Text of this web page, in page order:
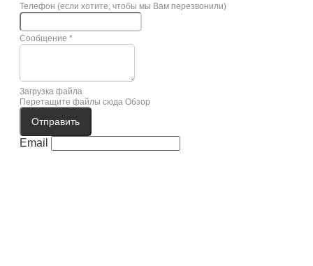
Телефон (если хотите, чтобы мы Вам перезвонили)
Сообщение *
Загрузка файла
Перетащите файлы сюда Обзор
Отправить
Email